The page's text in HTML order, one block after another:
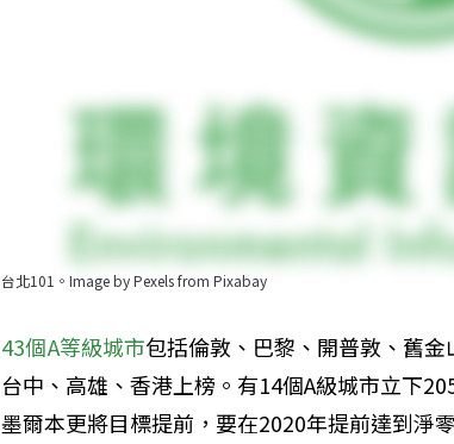
台北101。Image by Pexels from Pixabay
43個A等級城市包括倫敦、巴黎、開普敦、舊
台中、高雄、香港上榜。有14個A級城市立下
墨爾本更將目標提前，要在2020年提前達到淨